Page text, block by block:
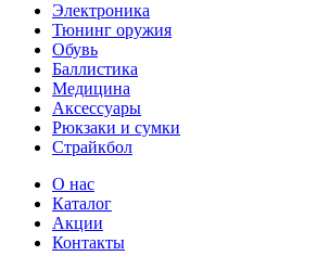
Электроника
Тюнинг оружия
Обувь
Баллистика
Медицина
Аксессуары
Рюкзаки и сумки
Страйкбол
О нас
Каталог
Акции
Контакты